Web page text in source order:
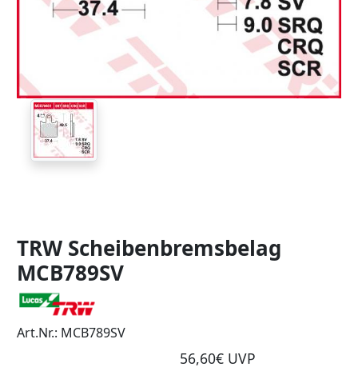
TRW Scheibenbremsbelag
MCB789SV
Art.Nr.: MCB789SV
56,60€ UVP